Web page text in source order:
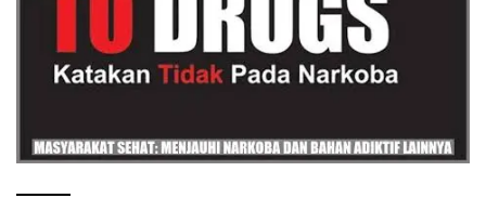
koordinasi yang baik,
kolaborasi dalam setiap
pelaksanaan tugas.
Melalui momentum
Negeri Nias Selatan
berkomitmen untuk terus